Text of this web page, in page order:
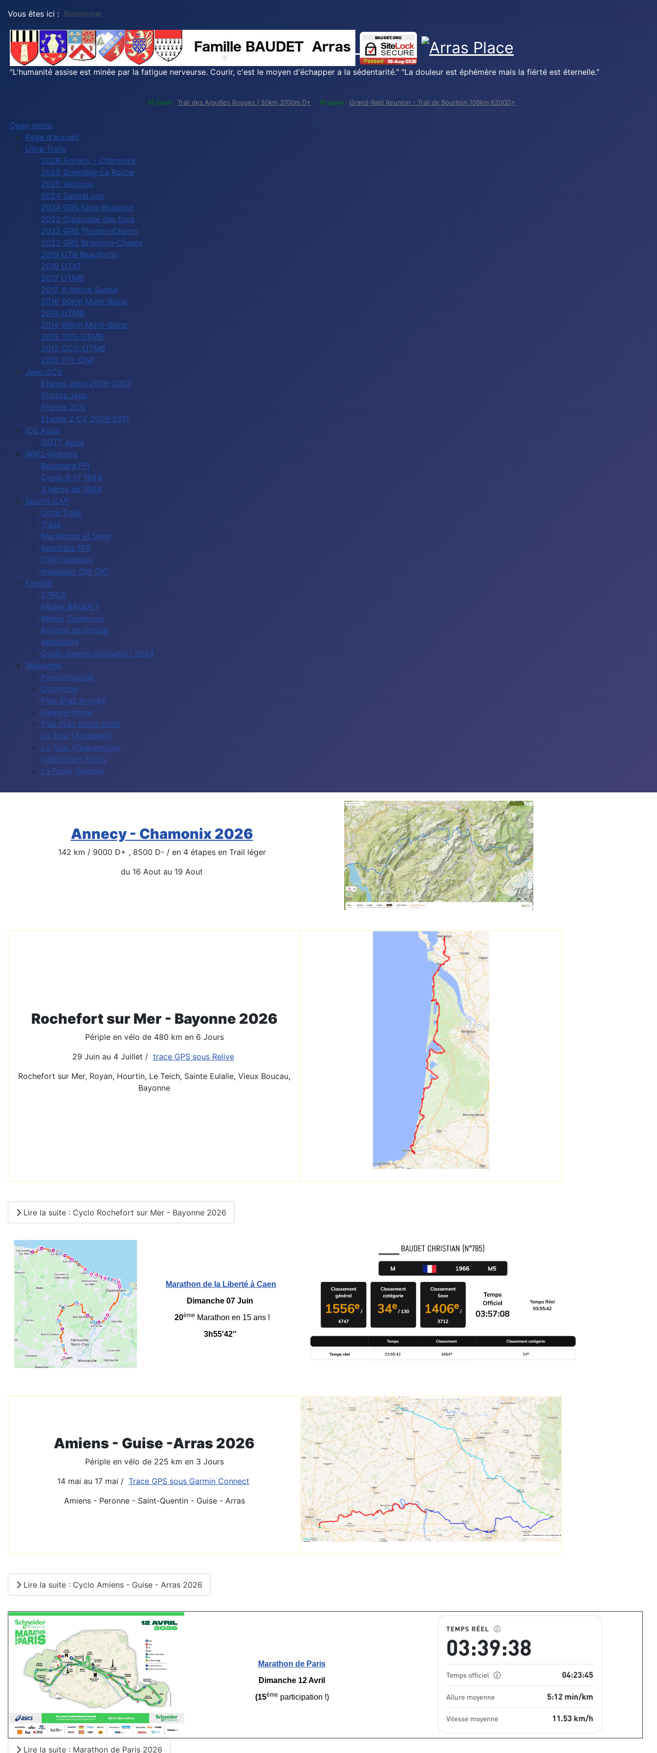
Vous êtes ici : Bienvenue
"L'humanité assise est minée par la fatigue nerveurse. Courir, c'est le moyen d'échapper a la sédentarité." "La douleur est éphémère mais la fiérté est éternelle."
51 jours : Trail des Aiguilles Rouges | 50km 3700m D+ 70 jours : Grand-Raid Reunion - Trail de Bourbon 106km 6200D+
Open menu
Page d'accueil
Ultra-Trails
2026 Annecy - Chamonix
2025 Grenoble-La Roche
2025 Ventoux
2024 SaintéLyon
2024 GR5 Nice-Briançon
2023 Diagonale des fous
2023 GR5 Thonon-Chamx
2022 GR5 Briancon-Chamx
2019 UTB Beaufortin
2019 UTAT
2017 UTMB
2017 X-Alpine Suisse
2016 90km Mont-Blanc
2014 UTMB
2014 90km Mont-Blanc
2013 TDS-UTMB
2012 CCC-UTMB
2015 PTL-DNF
Jeep-2CV
Etapes Jeep 2006-2007
Photos Jeep
Photos 2CV
Etapes 2 CV 2009-2011
IOS Apps
GQTT Apps
WW2-Histoire
Bouchard FFI
Crash B-17 1944
3 héros de 1944
Sports CAP
Ultra-Trails
Trails
Marathons et Semi
Resultats FFA
ITRA résultats
Impulsion CM-CIC
Famille
27BCA
Michel BAUDET
Météo Chamonix
Articles de presse
Apiculture
Cyclo Vannes-Rochefort 2024
Webcams
Panoramiques
Chamonix
Plan-Praz Arrivée
Flégère-Index
Plan Praz Hotel 2000
Le Tour (Autannes)
Le Tour (Charamillon)
Vallorcine - Floria
La Fouly (Suisse)
Annecy - Chamonix 2026
142 km / 9000 D+ , 8500 D- / en 4 étapes en Trail léger
du 16 Aout au 19 Aout
Rochefort sur Mer - Bayonne 2026
Périple en vélo de 480 km en 6 Jours
29 Juin au 4 Juillet / trace GPS sous Relive
Rochefort sur Mer, Royan, Hourtin, Le Teich, Sainte Eulalie, Vieux Boucau,
Bayonne
Lire la suite : Cyclo Rochefort sur Mer - Bayonne 2026
Marathon de la Liberté à Caen
Dimanche 07 Juin
20ème Marathon en 15 ans !
3h55'42''
Amiens - Guise -Arras 2026
Périple en vélo de 225 km en 3 Jours
14 mai au 17 mai / Trace GPS sous Garmin Connect
Amiens - Peronne - Saint-Quentin - Guise - Arras
Lire la suite : Cyclo Amiens - Guise - Arras 2026
Marathon de Paris
Dimanche 12 Avril
(15ème participation !)
Lire la suite : Marathon de Paris 2026